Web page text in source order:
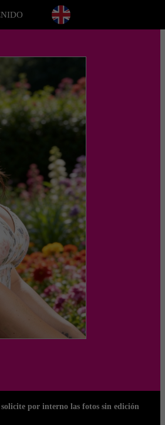
por interno las fotos sin edición